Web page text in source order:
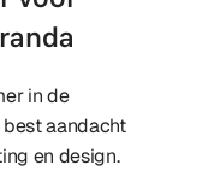
in de
aandacht
en design.